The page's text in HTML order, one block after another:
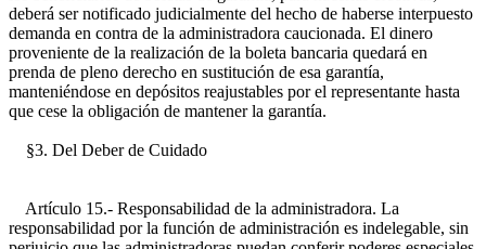
deberá ser notificado judicialmente del hecho de haberse interpuesto
demanda en contra de la administradora caucionada. El dinero
proveniente de la realización de la boleta bancaria quedará en
prenda de pleno derecho en sustitución de esa garantía,
manteniéndose en depósitos reajustables por el representante hasta
que cese la obligación de mantener la garantía.
§3. Del Deber de Cuidado
Artículo 15.- Responsabilidad de la administradora. La
responsabilidad por la función de administración es indelegable, sin